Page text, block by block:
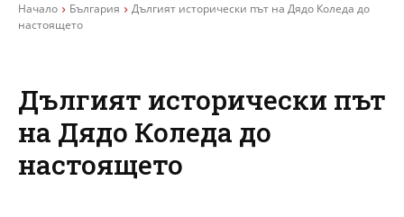
Начало България
Дългият исторически път на Дядо Коледа до
настоящето
Дългият исторически път
на Дядо Коледа до
настоящето